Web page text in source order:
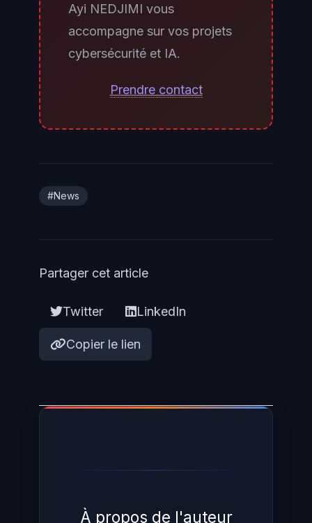
exhaustivement les sessions et
configurer des alertes
automatiques sur les
téléchargements de fichiers et les
privilégiées. Isoler l'interface de
est fortement recommandé. Ces
d'exploitation réussie en attendant
par Cisco.
Ayi NEDJIMI vous
accompagne sur vos projets
cybersécurité et IA.
Prendre contact
#News
Partager cet article
Twitter LinkedIn
Copier le lien
À propos de l'auteur